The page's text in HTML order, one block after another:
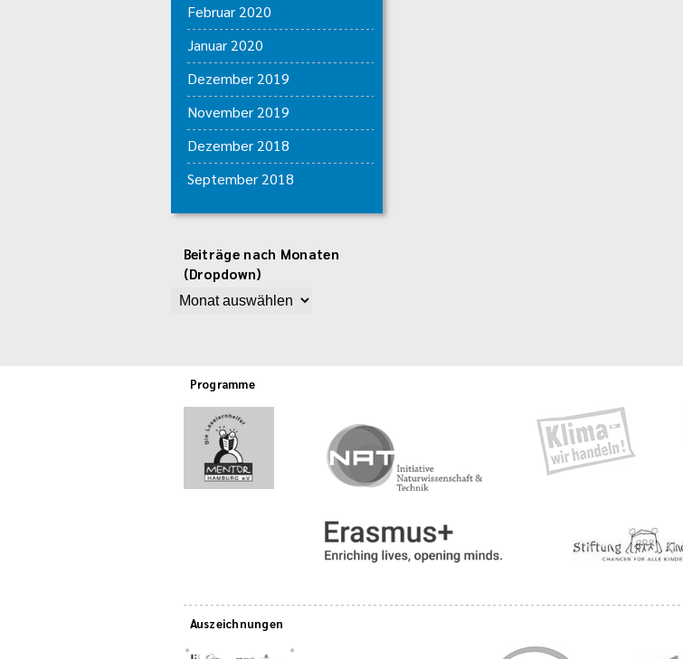
Februar 2020
Januar 2020
Dezember 2019
November 2019
Dezember 2018
September 2018
Beiträge nach Monaten
(Dropdown)
Programme
Auszeichnungen